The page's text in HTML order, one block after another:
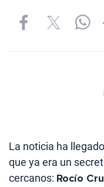
La noticia ha
que ya era un
cercanos: Rocío